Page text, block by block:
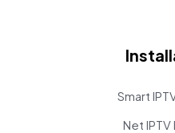
Smart
Net IPTV